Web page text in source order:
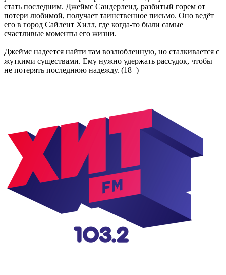
стать последним. Джеймс Сандерленд, разбитый горем от
потери любимой, получает таинственное письмо. Оно ведёт
его в город Сайлент Хилл, где когда‑то были самые
счастливые моменты его жизни.
Джеймс надеется найти там возлюбленную, но сталкивается с
жуткими существами. Ему нужно удержать рассудок, чтобы
не потерять последнюю надежду. (18+)